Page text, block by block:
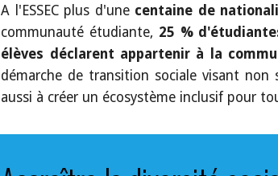
A l'ESSEC plus d'une centaine de
communauté étudiante, 25 %
élèves déclarent appartenir à la
démarche de transition sociale visant
aussi à créer un écosystème inclusif pour